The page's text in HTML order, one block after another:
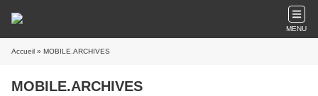
MENU
Accueil » MOBILE.ARCHIVES
MOBILE.ARCHIVES